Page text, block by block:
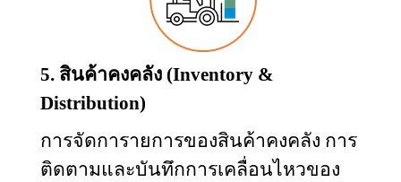
5. สินค้าคงคลัง (Inventory &
Distribution)
การจัดการายการของสินค้าคงคลัง การ
ติดตามและบันทึกการเคลื่อนไหวของ